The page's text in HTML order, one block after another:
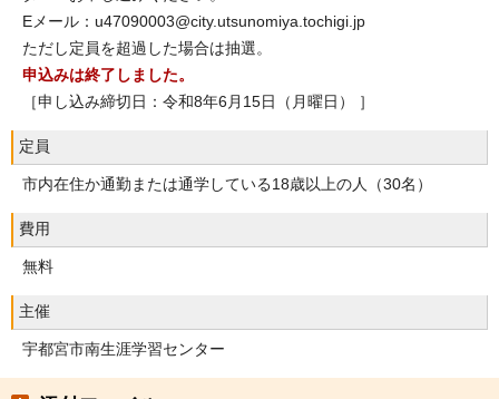
Eメール：u47090003@city.utsunomiya.tochigi.jp
ただし定員を超過した場合は抽選。
申込みは終了しました。
［申し込み締切日：令和8年6月15日（月曜日） ］
定員
市内在住か通勤または通学している18歳以上の人（30名）
費用
無料
主催
宇都宮市南生涯学習センター